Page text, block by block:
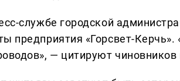
службе городской
предприятия «Горсвет-
— цитируют